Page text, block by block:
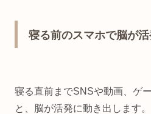
寝る前のスマホで脳が
寝る直前までSNSや動画、ゲ
と、脳が活発に動き出します。